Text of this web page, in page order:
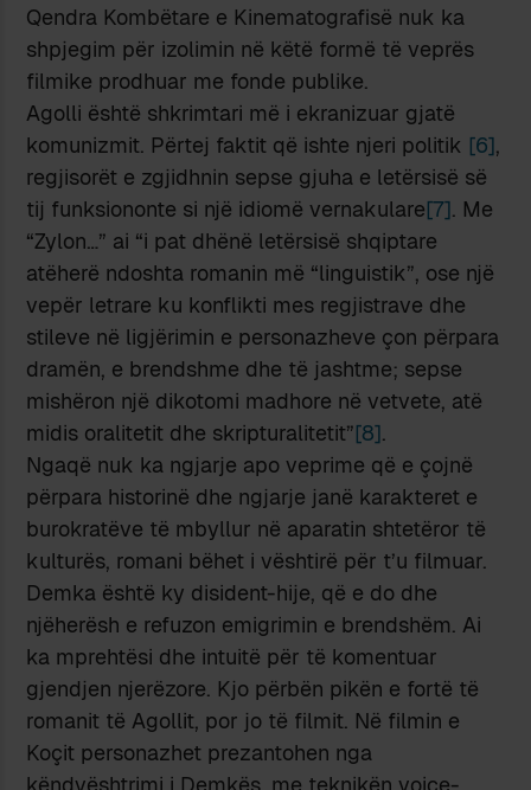
Qendra Kombëtare e Kinematografisë nuk ka
shpjegim për izolimin në këtë formë të veprës
filmike prodhuar me fonde publike.
Agolli është shkrimtari më i ekranizuar gjatë
komunizmit. Përtej faktit që ishte njeri politik [6],
regjisorët e zgjidhnin sepse gjuha e letërsisë së
tij funksiononte si një idiomë vernakulare[7]. Me
“Zylon…” ai “i pat dhënë letërsisë shqiptare
atëherë ndoshta romanin më “linguistik”, ose një
vepër letrare ku konflikti mes regjistrave dhe
stileve në ligjërimin e personazheve çon përpara
dramën, e brendshme dhe të jashtme; sepse
mishëron një dikotomi madhore në vetvete, atë
midis oralitetit dhe skripturalitetit”[8].
Ngaqë nuk ka ngjarje apo veprime që e çojnë
përpara historinë dhe ngjarje janë karakteret e
burokratëve të mbyllur në aparatin shtetëror të
kulturës, romani bëhet i vështirë për t’u filmuar.
Demka është ky disident-hije, që e do dhe
njëherësh e refuzon emigrimin e brendshëm. Ai
ka mprehtësi dhe intuitë për të komentuar
gjendjen njerëzore. Kjo përbën pikën e fortë të
romanit të Agollit, por jo të filmit. Në filmin e
Koçit personazhet prezantohen nga
këndvështrimi i Demkës, me teknikën voice-